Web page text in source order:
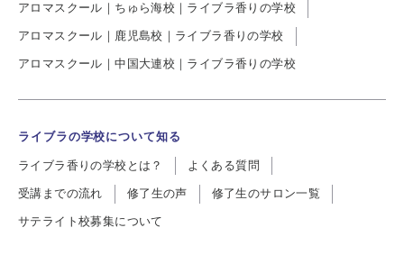
アロマスクール｜ちゅら海校｜ライブラ香りの学校
アロマスクール｜鹿児島校｜ライブラ香りの学校
アロマスクール｜中国大連校｜ライブラ香りの学校
ライブラの学校について知る
ライブラ香りの学校とは？ よくある質問
受講までの流れ 修了生の声 修了生のサロン一覧
サテライト校募集について